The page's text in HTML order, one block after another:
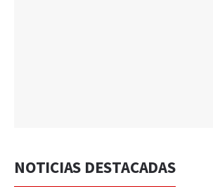
NOTICIAS DESTACADAS